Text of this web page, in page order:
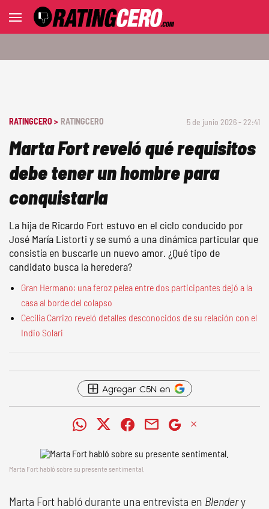
RATINGCERO > RATINGCERO 5 de junio 2026 - 22:41
Marta Fort reveló qué requisitos
debe tener un hombre para
conquistarla
La hija de Ricardo Fort estuvo en el ciclo conducido por
José María Listorti y se sumó a una dinámica particular que
consistía en buscarle un nuevo amor. ¿Qué tipo de
candidato busca la heredera?
Gran Hermano: una feroz pelea entre dos participantes dejó a la
casa al borde del colapso
Cecilia Carrizo reveló detalles desconocidos de su relación con el
Indio Solari
Agregar C5N en
Marta Fort habló sobre su presente sentimental.
Marta Fort habló durante una entrevista en Blendery